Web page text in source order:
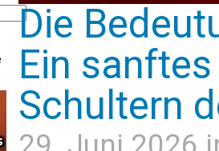
Die
Ein
Schultern